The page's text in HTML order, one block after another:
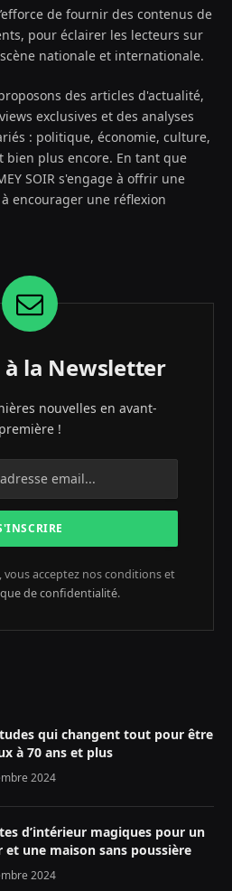
de fournir des contenus de
pour éclairer les lecteurs sur
nationale et internationale.
des articles d'actualité,
exclusives et des analyses
: politique, économie, culture,
bien plus encore. En tant que
SOIR s'engage à offrir une
encourager une réflexion
à la Newsletter
nouvelles en avant-
première !
vous acceptez nos conditions et
de confidentialité.
qui changent tout pour être
à 70 ans et plus
2024
d’intérieur magiques pour un
et une maison sans poussière
2024